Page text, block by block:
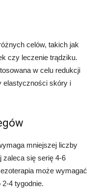
celów, takich jak
czy leczenie trądziku.
w celu redukcji
elastyczności skóry i
mniejszej liczby
zaleca się serię 4-6
może wymagać
4 tygodnie.